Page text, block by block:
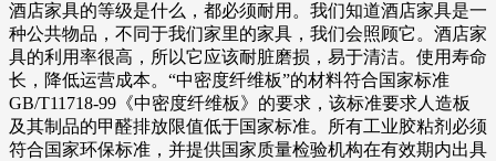
酒店家具的等级是什么，都必须耐用。我们知道酒店家具是一
种公共物品，不同于我们家里的家具，我们会照顾它。酒店家
具的利用率很高，所以它应该耐脏磨损，易于清洁。使用寿命
长，降低运营成本。“中密度纤维板”的材料符合国家标准
GB/T11718-99《中密度纤维板》的要求，该标准要求人造板
及其制品的甲醛排放限值低于国家标准。所有工业胶粘剂必须
符合国家环保标准，并提供国家质量检验机构在有效期内出具